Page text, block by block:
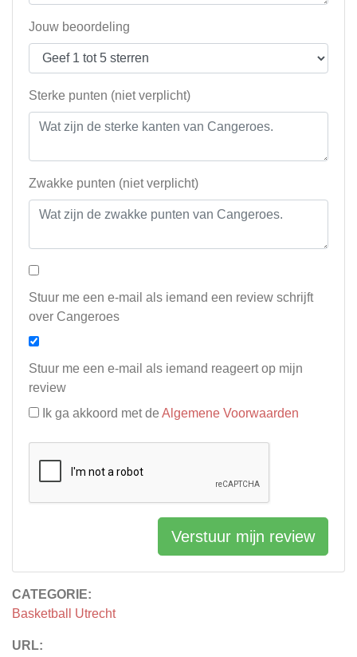
CATEGORIE:
Basketball Utrecht
URL:
Jouw beoordeling
Sterke punten (niet verplicht)
Zwakke punten (niet verplicht)
Stuur me een e-mail als iemand een review schrijft
over Cangeroes
Stuur me een e-mail als iemand reageert op mijn
review
Ik ga akkoord met de Algemene Voorwaarden
Verstuur mijn review